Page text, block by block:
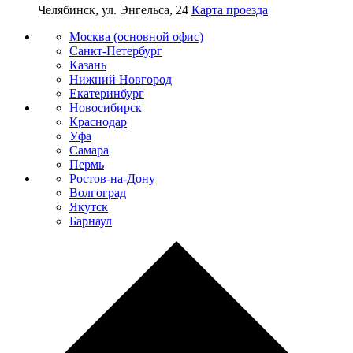
Челябинск, ул. Энгельса, 24 Карта проезда
Москва (основной офис)
Санкт-Петербург
Казань
Нижний Новгород
Екатеринбург
Новосибирск
Краснодар
Уфа
Самара
Пермь
Ростов-на-Дону
Волгоград
Якутск
Барнаул